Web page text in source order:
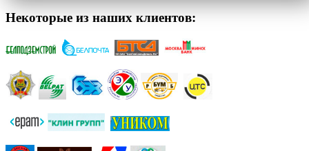
Некоторые из наших клиентов: